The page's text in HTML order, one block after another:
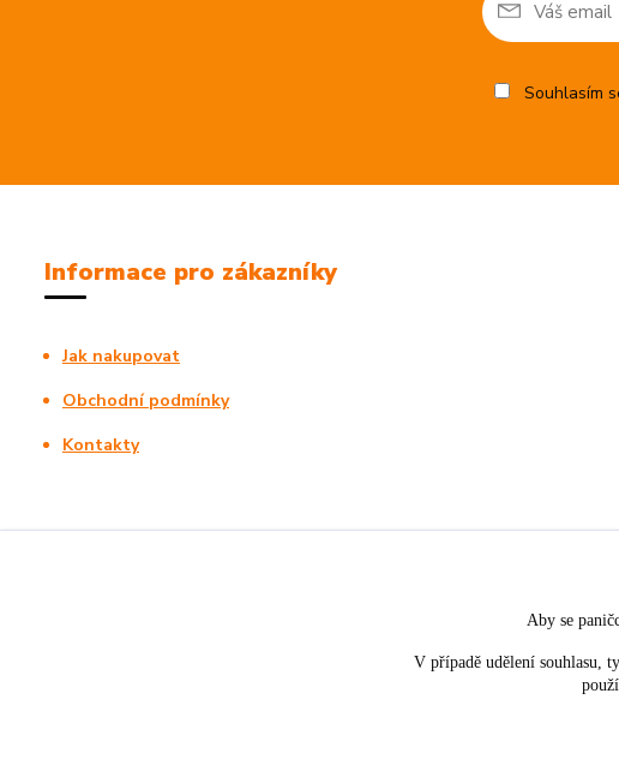
Souhlasím
Informace pro zákazníky
Jak nakupovat
Obchodní podmínky
Kontakty
Aby se
V případě udělení souhlasu,